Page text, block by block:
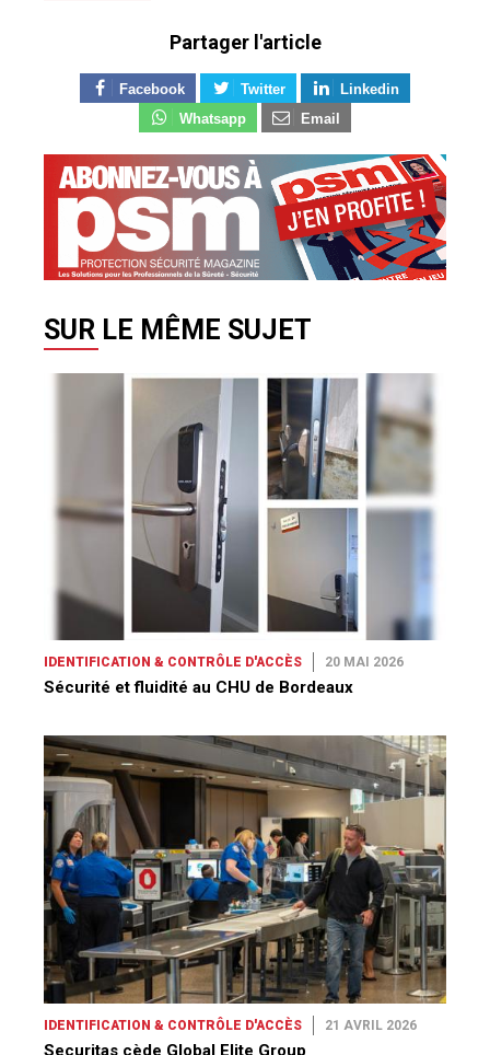
Partager l'article
Facebook Twitter
Linkedin
Whatsapp
Email
SUR LE MÊME SUJET
IDENTIFICATION & CONTRÔLE D'ACCÈS 20 MAI 2026
Sécurité et fluidité au CHU de Bordeaux
IDENTIFICATION & CONTRÔLE D'ACCÈS 21 AVRIL 2026
Securitas cède Global Elite Group